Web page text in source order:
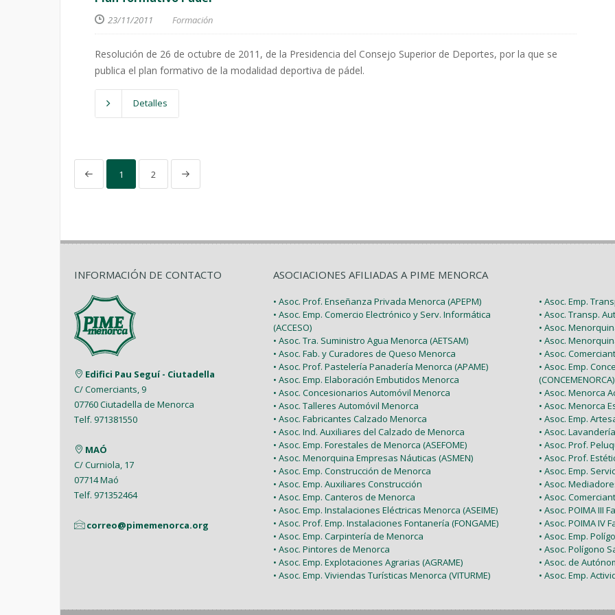
23/11/2011 Formación
Resolución de 26 de octubre de 2011, de la Presidencia del Consejo Superior de Deportes, por la que se
publica el plan formativo de la modalidad deportiva de pádel.
Detalles
1 2
INFORMACIÓN DE CONTACTO
Edifici Pau Seguí - Ciutadella
C/ Comerciants, 9
07760 Ciutadella de Menorca
Telf. 971381550
MAÓ
C/ Curniola, 17
07714 Maó
Telf. 971352464
correo@pimemenorca.org
ASOCIACIONES AFILIADAS A PIME MENORCA
• Asoc. Prof. Enseñanza Privada Menorca (APEPM)
• Asoc. Emp. Comercio Electrónico y Serv. Informática
(ACCESO)
• Asoc. Tra. Suministro Agua Menorca (AETSAM)
• Asoc. Fab. y Curadores de Queso Menorca
• Asoc. Prof. Pastelería Panadería Menorca (APAME)
• Asoc. Emp. Elaboración Embutidos Menorca
• Asoc. Concesionarios Automóvil Menorca
• Asoc. Talleres Automóvil Menorca
• Asoc. Fabricantes Calzado Menorca
• Asoc. Ind. Auxiliares del Calzado de Menorca
• Asoc. Emp. Forestales de Menorca (ASEFOME)
• Asoc. Menorquina Empresas Náuticas (ASMEN)
• Asoc. Emp. Construcción de Menorca
• Asoc. Emp. Auxiliares Construcción
• Asoc. Emp. Canteros de Menorca
• Asoc. Emp. Instalaciones Eléctricas Menorca (ASEIME)
• Asoc. Prof. Emp. Instalaciones Fontanería (FONGAME)
• Asoc. Emp. Carpintería de Menorca
• Asoc. Pintores de Menorca
• Asoc. Emp. Explotaciones Agrarias (AGRAME)
• Asoc. Emp. Viviendas Turísticas Menorca (VITURME)
• Asoc. Emp.
• Asoc. Transp.
• Asoc.
• Asoc.
• Asoc.
• Asoc. Emp.
(CONCEMENORCA)
• Asoc. Menorca
• Asoc. Menorca
• Asoc. Emp.
• Asoc.
• Asoc. Prof.
• Asoc. Prof.
• Asoc. Emp.
• Asoc.
• Asoc.
• Asoc. POIMA III
• Asoc. POIMA IV
• Asoc. Emp.
• Asoc. Polígono
• Asoc. de
• Asoc. Emp.